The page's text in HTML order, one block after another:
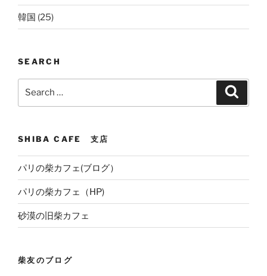
韓国 (25)
SEARCH
SHIBA CAFE 支店
パリの柴カフェ(ブログ）
パリの柴カフェ（HP)
砂漠の旧柴カフェ
柴友のブログ